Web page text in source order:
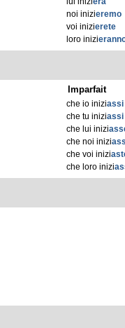
noi inizieremo
voi inizierete
loro inizi
Imparfait
che io iniziassi
che tu iniziassi
che lui inizi
che noi inizi
che voi inizi
che loro inizi